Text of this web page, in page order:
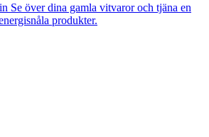
Se över dina gamla vitvaror och tjäna en
produkter.